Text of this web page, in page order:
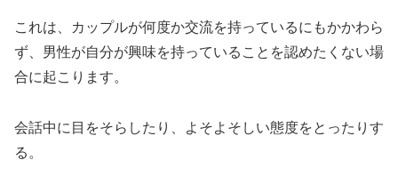
これは、カップルが何度か交流を持っているにもかかわら
ず、男性が自分が興味を持っていることを認めたくない場
合に起こります。
会話中に目をそらしたり、よそよそしい態度をとったりす
る。